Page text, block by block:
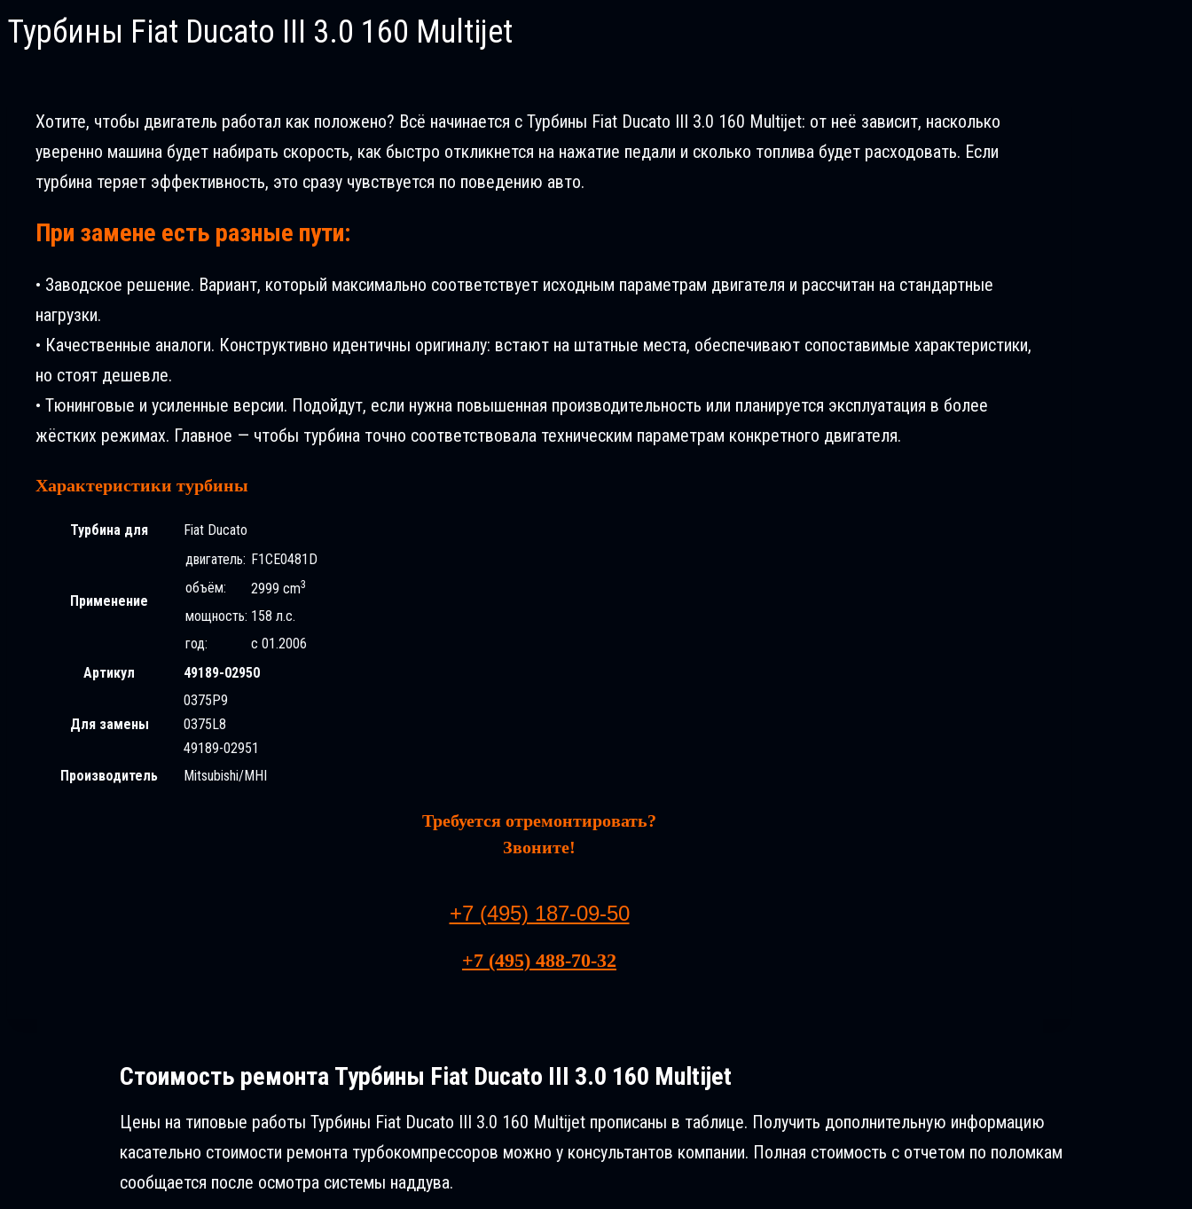
Турбины Fiat Ducatо III 3.0 160 Multijet
Хотите, чтобы двигатель работал как положено? Всё начинается с Турбины Fiat Ducatо III 3.0 160 Multijet: от неё зависит, насколько
уверенно машина будет набирать скорость, как быстро откликнется на нажатие педали и сколько топлива будет расходовать. Если
турбина теряет эффективность, это сразу чувствуется по поведению авто.
При замене есть разные пути:
• Заводское решение. Вариант, который максимально соответствует исходным параметрам двигателя и рассчитан на стандартные
нагрузки.
• Качественные аналоги. Конструктивно идентичны оригиналу: встают на штатные места, обеспечивают сопоставимые характеристики,
но стоят дешевле.
• Тюнинговые и усиленные версии. Подойдут, если нужна повышенная производительность или планируется эксплуатация в более
жёстких режимах. Главное — чтобы турбина точно соответствовала техническим параметрам конкретного двигателя.
Характеристики турбины
Турбина для Fiat Ducatо
Применение
двигатель: F1CE0481D
объём:
2999 cm3
мощность: 158 л.с.
год:
с 01.2006
Артикул
49189-02950
Для замены
0375P9
0375L8
49189-02951
Производитель
Mitsubishi/MHI
Требуется отремонтировать?
Звоните!
+7 (495) 187-09-50
+7 (495) 488-70-32
Стоимость ремонтаТурбины Fiat Ducatо III 3.0 160 Multijet
Цены на типовые работы Турбины Fiat Ducatо III 3.0 160 Multijet прописаны в таблице. Получить дополнительную информацию
касательно стоимости ремонта турбокомпрессоров можно у консультантов компании. Полная стоимость с отчетом по поломкам
сообщается после осмотра системы наддува.